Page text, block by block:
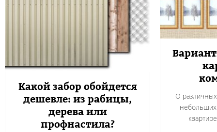
О
небольших
Какой забор обойдется
дешевле: из рабицы,
дерева или
профнастила?